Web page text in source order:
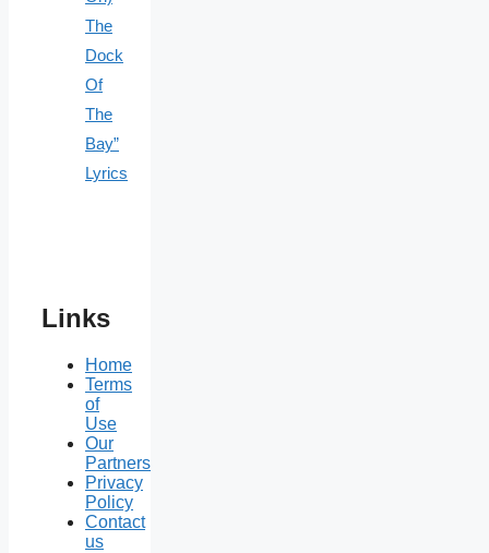
The
Dock
Of
The
Bay”
Lyrics
Links
Home
Terms
of
Use
Our
Partners
Privacy
Policy
Contact
us